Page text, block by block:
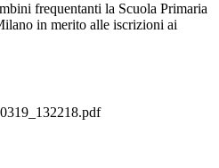
frequentanti la Scuola Primaria
in merito alle iscrizioni ai